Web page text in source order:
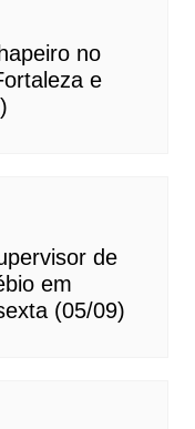
no
e
de
em
(05/09)